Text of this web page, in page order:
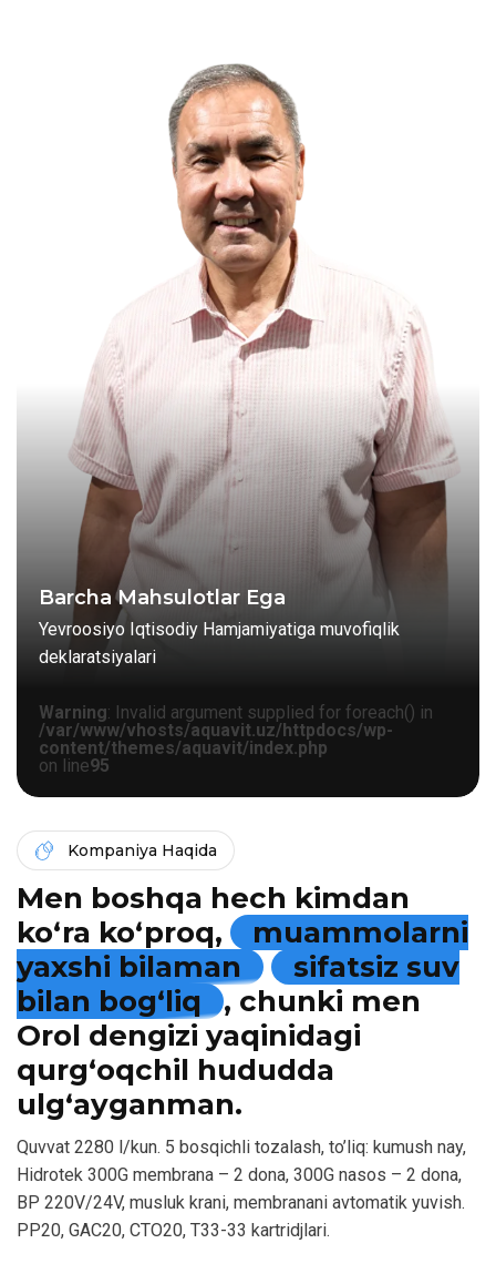
Barcha Mahsulotlar Ega
Yevroosiyo Iqtisodiy Hamjamiyatiga muvofiqlik
deklaratsiyalari
Warning: Invalid argument supplied for foreach() in
/var/www/vhosts/aquavit.uz/httpdocs/wp-
content/themes/aquavit/index.php
on line95
Kompaniya Haqida
Men boshqa hech kimdan
ko‘ra ko‘proq,
muammolarni
yaxshi bilaman
sifatsiz suv
bilan bog‘liq
, chunki men
Orol dengizi yaqinidagi
qurg‘oqchil hududda
ulg‘ayganman.
Quvvat 2280 l/kun. 5 bosqichli tozalash, to’liq: kumush nay,
Hidrotek 300G membrana – 2 dona, 300G nasos – 2 dona,
BP 220V/24V, musluk krani, membranani avtomatik yuvish.
PP20, GAC20, CTO20, T33-33 kartridjlari.